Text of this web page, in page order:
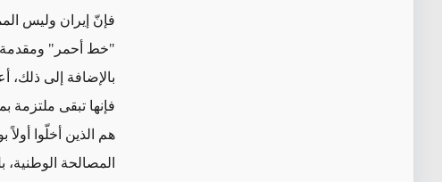
فإنّ إيران وليس
"خط أحمر" ومقدمة
بالإضافة إلى ذلك،
فإنها تبقى ملتزمة
هم الذين أخلّوا
المصالحة